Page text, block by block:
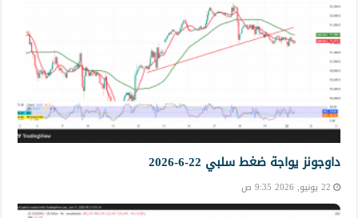
داوجونز يواجة ضغط سلبي 22-6-2026
22 يونيو, 2026 9:35 ص